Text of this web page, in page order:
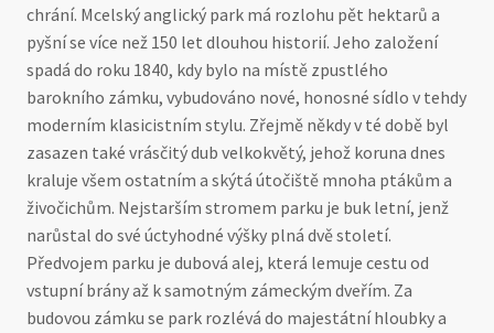
chrání. Mcelský anglický park má rozlohu pět hektarů a
pyšní se více než 150 let dlouhou historií. Jeho založení
spadá do roku 1840, kdy bylo na místě zpustlého
barokního zámku, vybudováno nové, honosné sídlo v tehdy
moderním klasicistním stylu. Zřejmě někdy v té době byl
zasazen také vrásčitý dub velkokvětý, jehož koruna dnes
kraluje všem ostatním a skýtá útočiště mnoha ptákům a
živočichům. Nejstarším stromem parku je buk letní, jenž
narůstal do své úctyhodné výšky plná dvě století.
Předvojem parku je dubová alej, která lemuje cestu od
vstupní brány až k samotným zámeckým dveřím. Za
budovou zámku se park rozlévá do majestátní hloubky a